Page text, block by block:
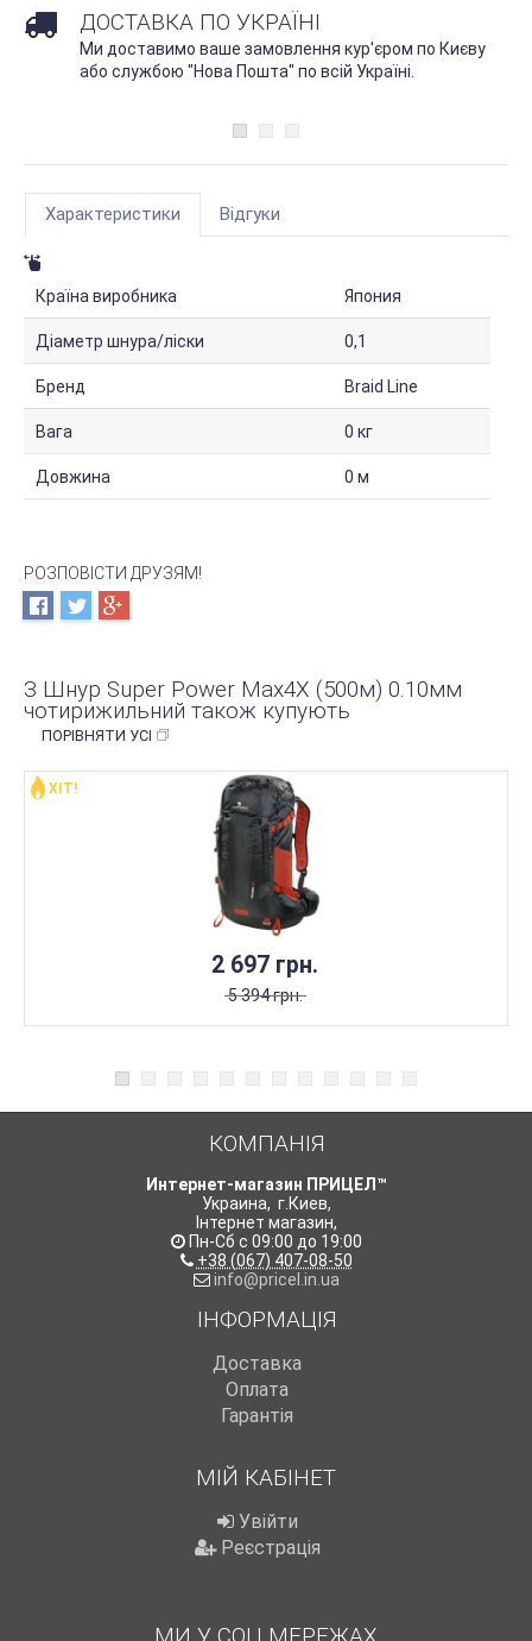
ДОСТАВКА ПО УКРАЇНІ
Ми доставимо ваше замовлення кур'єром по Києву
або службою "Нова Пошта" по всій Україні.
Характеристики Відгуки
Країна виробника Япония
Діаметр шнура/ліски 0,1
Бренд Braid Line
Вага 0 кг
Довжина 0 м
РОЗПОВІСТИ ДРУЗЯМ!
З Шнур Super Power Max4X (500м) 0.10мм
чотирижильний також купують
ПОРІВНЯТИ УСІ
2 697 грн.
5 394 грн.
ХІТ!
КОМПАНІЯ
Интернет-магазин ПРИЦЕЛ™
Украина, г.Киев,
Інтернет магазин,
Пн-Сб с 09:00 до 19:00
+38 (067) 407-08-50
info@pricel.in.ua
ІНФОРМАЦІЯ
Доставка
Оплата
Гарантія
МІЙ КАБІНЕТ
Увійти
Реєстрація